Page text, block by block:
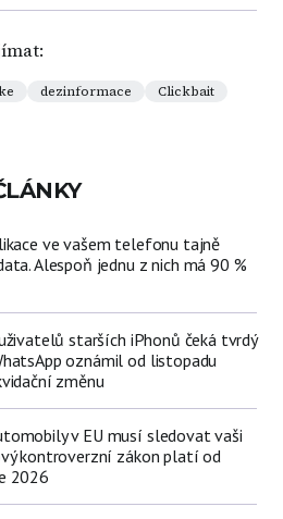
dezinformace
Clickbait
ve vašem telefonu tajně
Alespoň jednu z nich má 90 %
starších iPhonů čeká tvrdý
oznámil od listopadu
změnu
v EU musí sledovat vaši
kontroverzní zákon platí od
2026